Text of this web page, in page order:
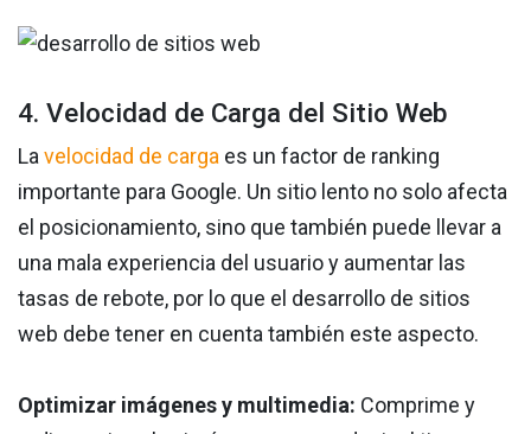
4. Velocidad de Carga del Sitio Web
Lavelocidad de carga es un factor de ranking
importante para Google. Un sitio lento no solo afecta
el posicionamiento, sino que también puede llevar a
una mala experiencia del usuario y aumentar las
tasas de rebote, por lo que el desarrollo de sitios
web debe tener en cuenta también este aspecto.
Optimizar imágenes y multimedia: Comprime y